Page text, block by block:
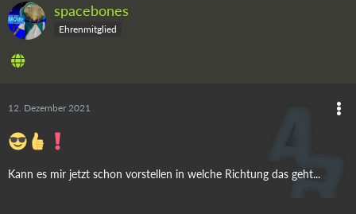
spacebones
Ehrenmitglied
12. Dezember 2021
Kann es mir jetzt schon vorstellen in welche Richtung das geht...